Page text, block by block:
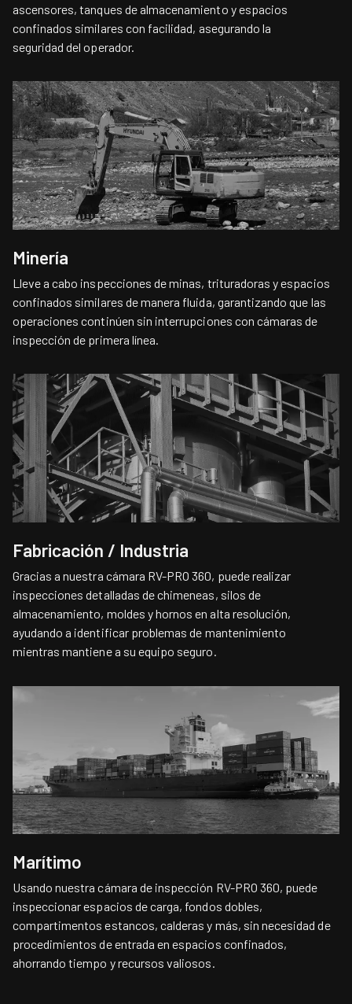
ascensores, tanques de almacenamiento y espacios
confinados similares con facilidad, asegurando la
seguridad del operador.
Minería
Lleve a cabo inspecciones de minas, trituradoras y espacios
confinados similares de manera fluida, garantizando que las
operaciones continúen sin interrupciones con cámaras de
inspección de primera línea.
Fabricación / Industria
Gracias a nuestra cámara RV-PRO 360, puede realizar
inspecciones detalladas de chimeneas, silos de
almacenamiento, moldes y hornos en alta resolución,
ayudando a identificar problemas de mantenimiento
mientras mantiene a su equipo seguro.
Marítimo
Usando nuestra cámara de inspección RV-PRO 360, puede
inspeccionar espacios de carga, fondos dobles,
compartimentos estancos, calderas y más, sin necesidad de
procedimientos de entrada en espacios confinados,
ahorrando tiempo y recursos valiosos.